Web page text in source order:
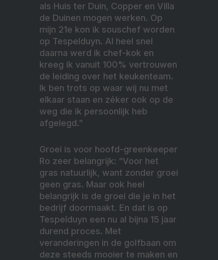
als Huis ter Duin, Copper en Villa
de Duinen mogen werken. Op
mijn 21e kon ik souschef worden
op Tespelduyn. Al heel snel
daarna werd ik chef-kok en
kreeg ik vanuit 100% vertrouwen
de leiding over het keukenteam.
Ik ben trots op waar wij nu met
elkaar staan en zéker ook op de
weg die ik persoonlijk heb
afgelegd.”
Groei is voor hoofd-greenkeeper
Ro zeer belangrijk: “Voor het
gras natuurlijk, want zonder groei
geen gras. Maar ook heel
belangrijk is de groei die je in het
bedrijf doormaakt. En dat is op
Tespelduyn een nu al bijna 15 jaar
durend proces. Met
veranderingen in de golfbaan om
deze steeds mooier te maken en